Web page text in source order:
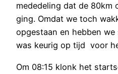
mededeling dat de 80km
ging. Omdat we toch
opgestaan en hebben
was keurig op tijd voor
Om 08:15 klonk het